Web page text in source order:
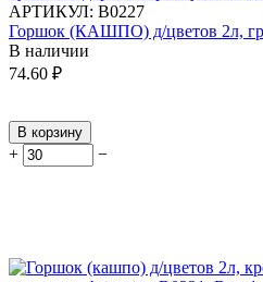
АРТИКУЛ: В0227
Горшок (КАШПО) д/цветов 2л,
В наличии
74.60 ₽
В корзину
+ −